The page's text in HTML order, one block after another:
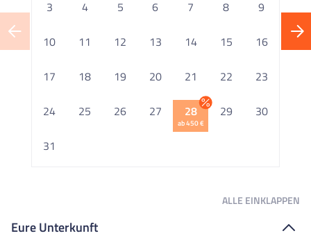
3 4 5 6 7 8 9
10 11 12 13 14 15 16
17 18 19 20 21 22 23
24 25 26 27 28
ab 450 €
29 30
31
ALLE EINKLAPPEN
Eure Unterkunft